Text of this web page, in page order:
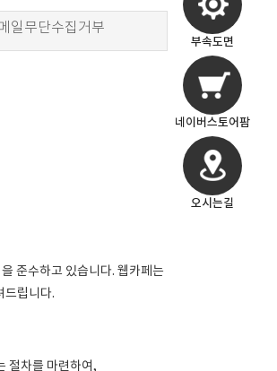
부속도면
네이버스토어팜
오시는길
일무단수집거부
준수하고 있습니다. 웹카페는
드립니다.
절차를 마련하여,